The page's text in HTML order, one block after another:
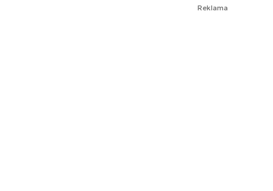
Reklama